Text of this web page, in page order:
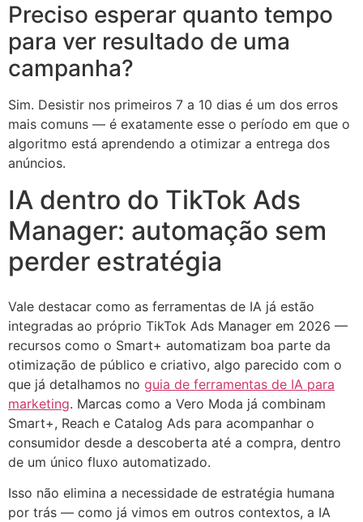
Preciso esperar quanto tempo
para ver resultado de uma
campanha?
Sim. Desistir nos primeiros 7 a 10 dias é um dos erros
mais comuns — é exatamente esse o período em que o
algoritmo está aprendendo a otimizar a entrega dos
anúncios.
IA dentro do TikTok Ads
Manager: automação sem
perder estratégia
Vale destacar como as ferramentas de IA já estão
integradas ao próprio TikTok Ads Manager em 2026 —
recursos como o Smart+ automatizam boa parte da
otimização de público e criativo, algo parecido com o
que já detalhamos no guia de ferramentas de IA para
marketing. Marcas como a Vero Moda já combinam
Smart+, Reach e Catalog Ads para acompanhar o
consumidor desde a descoberta até a compra, dentro
de um único fluxo automatizado.
Isso não elimina a necessidade de estratégia humana
por trás — como já vimos em outros contextos, a IA